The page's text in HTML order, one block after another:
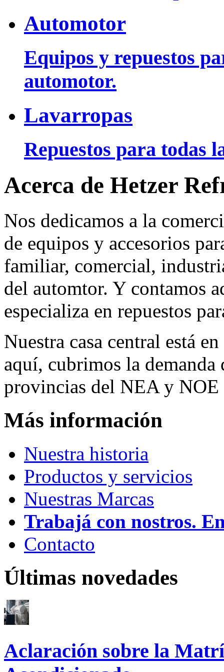
Automotor
Equipos y repuestos
automotor.
Lavarropas
Repuestos para todas
Acerca de Hetzer
Nos dedicamos a la
de equipos y accesorios
familiar, comercial,
del automtor. Y contamos
especializa en repuestos
Nuestra casa central está
aquí, cubrimos la
provincias del NEA y NOE
Más información
Nuestra historia
Productos y servicios
Nuestras Marcas
Trabajá con nostros.
Contacto
Últimas novedades
Aclaración sobre la